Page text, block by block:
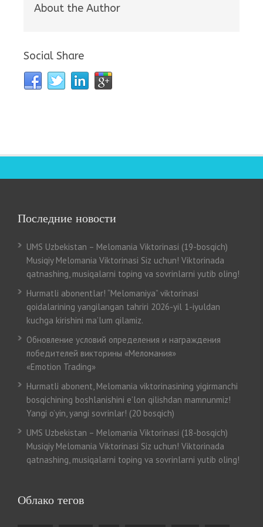
About the Author
Social Share
Последние новости
UMS Uzbekistan – Melomania Viktorinasi (19-bosqich)
Musiqiy Melomania Viktorinasi Siz uchun! Viktorinada
qatnashing, musiqalarni toping va sovrinlarni yutib oling!
Hurmatli abonentlar! “Melomaniya” viktorinasi
qoidalarining yangilangan tahriri 2026-yil 1-iyuldan
kuchga kirishini ma’lum qilamiz.
Обновление условий определения и награждения
победителей викторины «Меломания»
«Emotion Trading»
Hurmatli abonent, Melomania viktorinasining yigirmanchi
bosqichining boshlanishini e’lon qilishdan mamnunmiz!
Yangi o’yin, yangi sovrinlar! (20 bosqich)
UMS Uzbekistan – Melomania Viktorinasi (18-bosqich)
Musiqiy Melomania Viktorinasi Siz uchun! Viktorinada
qatnashing, musiqalarni toping va sovrinlarni yutib oling!
Облако тегов